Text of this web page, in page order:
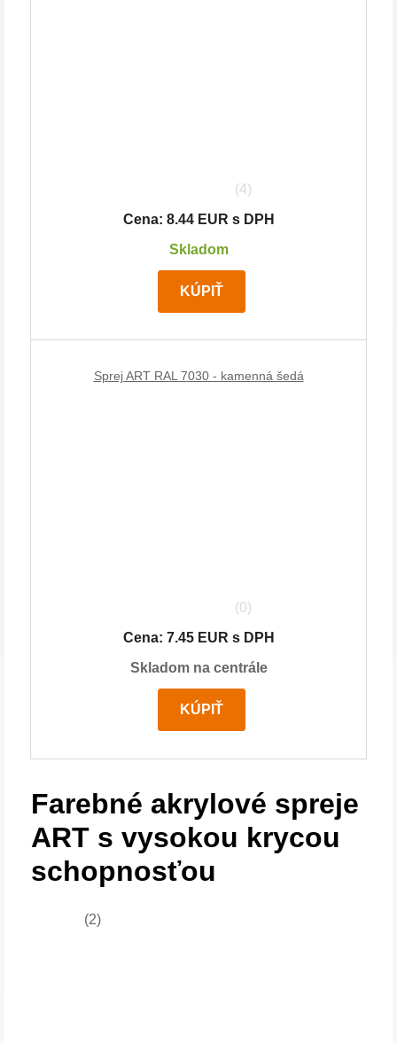
(4)
Cena: 8.44 EUR s DPH
Skladom
KÚPIŤ
Sprej ART RAL 7030 - kamenná šedá
(0)
Cena: 7.45 EUR s DPH
Skladom na centrále
KÚPIŤ
Farebné akrylové spreje
ART s vysokou krycou
schopnosťou
(2)